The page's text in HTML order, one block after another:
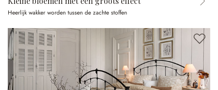
Heerlijk wakker worden tussen de zachte stoffen